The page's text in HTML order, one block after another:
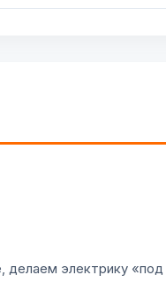
делаем электрику «под